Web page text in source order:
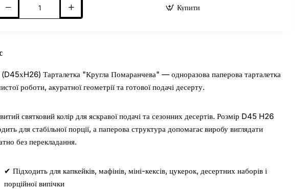
Купити
(D45хH26) Тарталетка "Кругла Помаранчева" — одноразова паперова тарталетка
роботи, акуратної геометрії та готової подачі десерту.
святковий колір для яскравої подачі та сезонних десертів. Розмір D45 H26
для стабільної порції, а паперова структура допомагає виробу виглядати
без перекладання.
✔ Підходить для капкейків, мафінів, міні-кексів, цукерок, десертних наборів і
порційної випічки